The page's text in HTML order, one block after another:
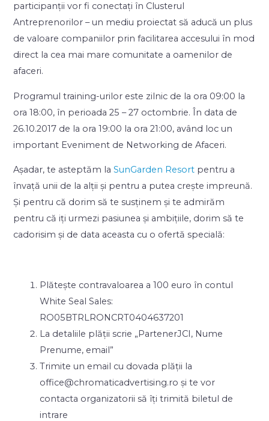
participanții vor fi conectați în Clusterul
Antreprenorilor – un mediu proiectat să aducă un plus
de valoare companiilor prin facilitarea accesului în mod
direct la cea mai mare comunitate a oamenilor de
afaceri.
Programul training-urilor este zilnic de la ora 09:00 la
ora 18:00, în perioada 25 – 27 octombrie. În data de
26.10.2017 de la ora 19:00 la ora 21:00, având loc un
important Eveniment de Networking de Afaceri.
Așadar, te asteptăm la SunGarden Resort pentru a
învață unii de la alții și pentru a putea crește impreună.
Și pentru că dorim să te susținem și te admirăm
pentru că iți urmezi pasiunea și ambițiile, dorim să te
cadorisim și de data aceasta cu o ofertă specială:
Plătește contravaloarea a 100 euro în contul
White Seal Sales:
RO05BTRLRONCRT0404637201
La detaliile plății scrie „PartenerJCI, Nume
Prenume, email”
Trimite un email cu dovada plății la
office@chromaticadvertising.ro și te vor
contacta organizatorii să îți trimită biletul de
intrare